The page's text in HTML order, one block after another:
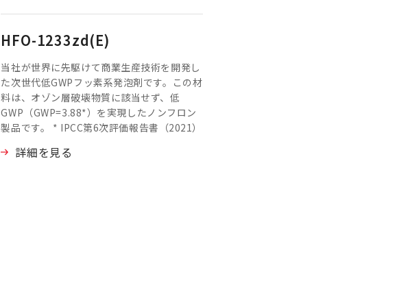
HFO-1233zd(E)
当社が世界に先駆けて商業生産技術を開発し
た次世代低GWPフッ素系発泡剤です。この材
料は、オゾン層破壊物質に該当せず、低
GWP（GWP=3.88*）を実現したノンフロン
製品です。 * IPCC第6次評価報告書（2021）
詳細を見る